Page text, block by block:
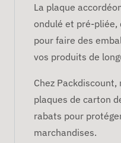
La plaque
ondulé et pré-pliée,
pour faire des
vos produits de
Chez
plaques de carton
rabats pour
marchandises.